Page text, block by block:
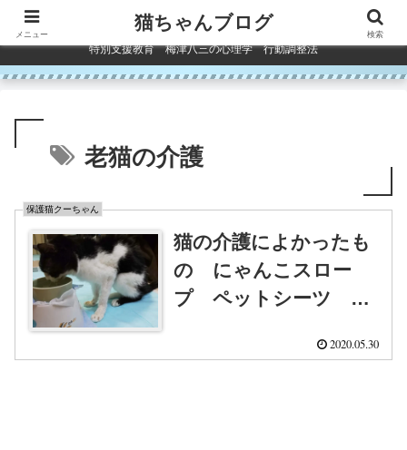
コンテンツへスキップ
特別支援教育 梅津八三の心理学 行動調整法
老猫の介護
保護猫クーちゃん
猫の介護によかったも
の にゃんこスロー
プ ペットシーツ ウ
して水を飲みやすく
2020.05.30
メニュー
猫ちゃんブログ
検索